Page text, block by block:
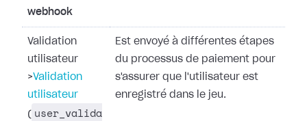
webhook
Validation
utilisateur
>Validation
utilisateur
( user_valida
Est envoyé à différentes étapes
du processus de paiement pour
s'assurer que l'utilisateur est
enregistré dans le jeu.